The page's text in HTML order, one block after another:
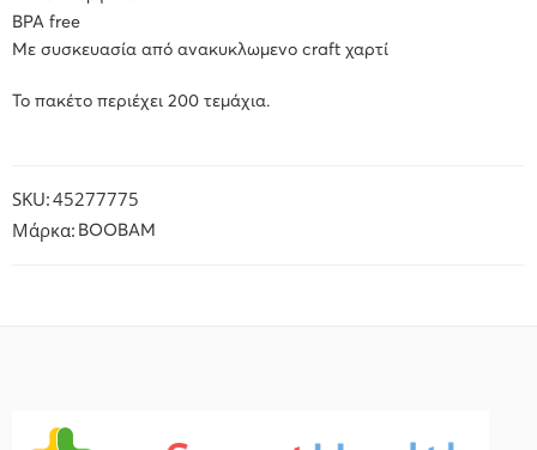
BPA free
Με συσκευασία από ανακυκλωμενο craft χαρτί
Το πακέτο περιέχει 200 τεμάχια.
SKU:45277775
Μάρκα: BOOBAM